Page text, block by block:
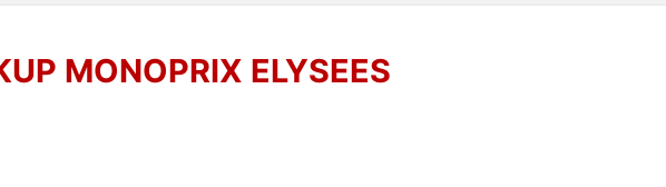
MONOPRIX ELYSEES